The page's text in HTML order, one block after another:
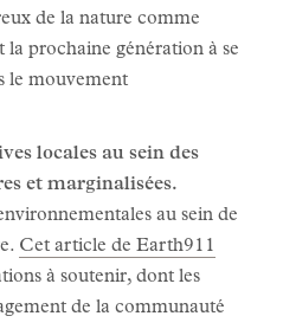
de la nature comme
la prochaine génération à se
le mouvement
locales au sein des
et marginalisées.
au sein de
Cet article de Earth911
à soutenir, dont les
de la communauté